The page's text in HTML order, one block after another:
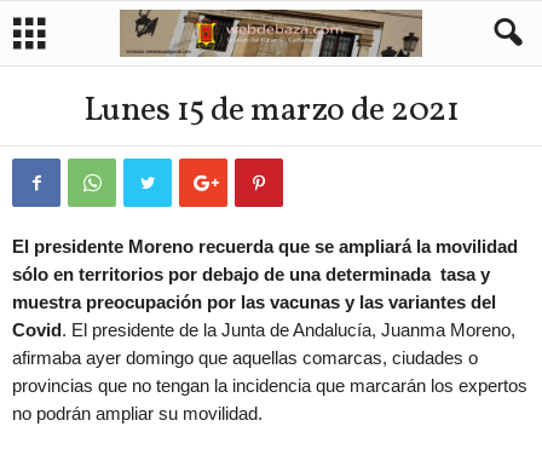
Lunes 15 de marzo de 2021
El presidente Moreno recuerda que se ampliará la movilidad
sólo en territorios por debajo de una determinada tasa y
muestra preocupación por las vacunas y las variantes del
Covid. El presidente de la Junta de Andalucía, Juanma Moreno,
afirmaba ayer domingo que aquellas comarcas, ciudades o
provincias que no tengan la incidencia que marcarán los expertos
no podrán ampliar su movilidad.